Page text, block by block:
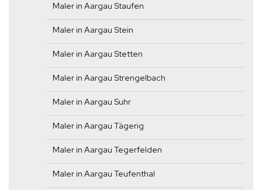
Maler in Aargau Staufen
Maler in Aargau Stein
Maler in Aargau Stetten
Maler in Aargau Strengelbach
Maler in Aargau Suhr
Maler in Aargau Tägerig
Maler in Aargau Tegerfelden
Maler in Aargau Teufenthal